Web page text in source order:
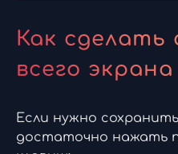
Как
всего
Если нужно
достаточно нажать